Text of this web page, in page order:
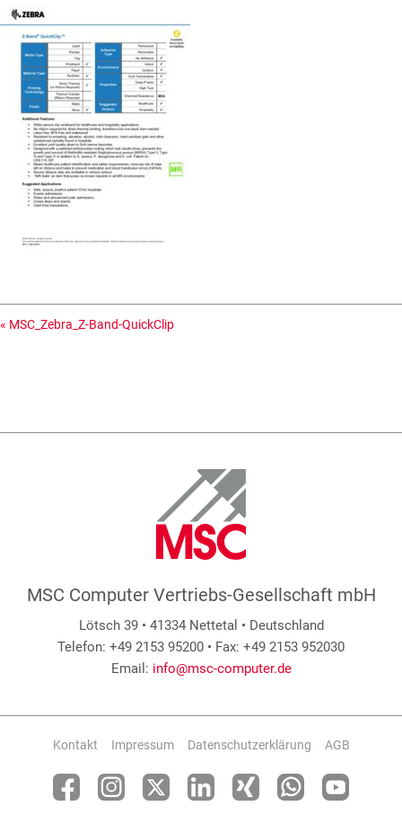
« MSC_Zebra_Z-Band-QuickClip
MSC Computer Vertriebs-Gesellschaft mbH
Lötsch 39 • 41334 Nettetal • Deutschland
Telefon: +49 2153 95200 • Fax: +49 2153 952030
Email: info@msc-computer.de
Kontakt Impressum Datenschutzerklärung AGB